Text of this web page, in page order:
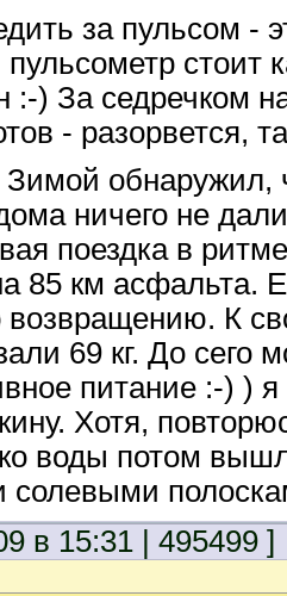
за пульсом -
пульсометр
:-) За седречком
- разорвется,
обнаружил,
ничего не
поездка в
85 км асфальта.
возвращению. К
69 кг. До сего
питание :-) )
Хотя,
воды потом
солевыми
в 15:31 | 495499 ]